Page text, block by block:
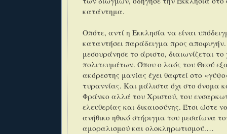
κατάντημα.
Οπότε, αντί η Εκκλησία να είναι
καταντήσει παράδειγμα προς
μεσουράνησε το άριστο, διαιωνίζεται το
πολιτευμάτων. Όπου ο λαός του Θεού
ακόρεστης μανίας έχει θαφτεί στο
τυραννίας. Και μάλιστα όχι στο όνομα
Φράνκο αλλά του Χριστού, του
ελευθερίας και δικαιοσύνης. Έτσι ώστε
ανήθικο ηθικό στήριγμα του μεσαίωνα
αμοραλισμού και ολοκληρωτισμού.…